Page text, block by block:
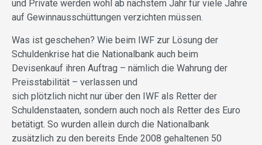
und Private werden wohl ab nächstem Jahr für viele Jahre
auf Gewinnausschüttungen verzichten müssen.
Was ist geschehen? Wie beim IWF zur Lösung der
Schuldenkrise hat die Nationalbank auch beim
Devisenkauf ihren Auftrag – nämlich die Wahrung der
Preisstabilität – verlassen und
sich plötzlich nicht nur über den IWF als Retter der
Schuldenstaaten, sondern auch noch als Retter des Euro
betätigt. So wurden allein durch die Nationalbank
zusätzlich zu den bereits Ende 2008 gehaltenen 50